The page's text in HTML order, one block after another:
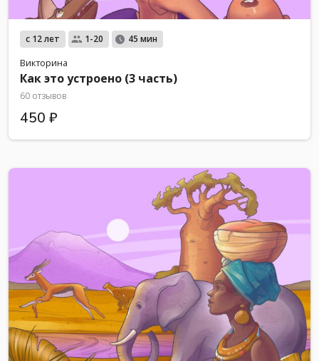
с 12 лет 1-20 45 мин
Викторина
Как это устроено (3 часть)
60 отзывов
450 ₽